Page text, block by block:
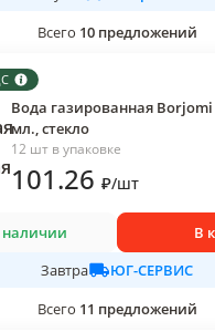
Всего 10 предложений
Вода газированная
мл., стекло
12 шт в упаковке
101.26 ₽/шт
наличии
В
Завтра
ЮГ-СЕРВИС
Всего 11 предложений